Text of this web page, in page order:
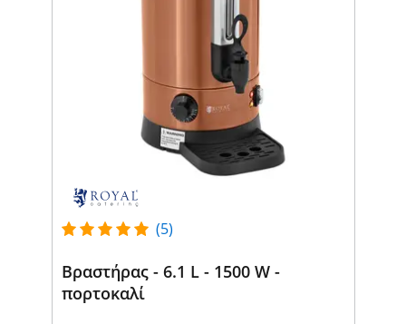
(5)
Βραστήρας - 6.1 L - 1500 W -
πορτοκαλί